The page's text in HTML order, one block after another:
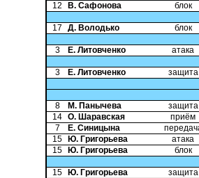
12
В. Сафонова блок
17
Д. Володько блок
3
Е. Литовченко атака
3
Е. Литовченко защита
8
М. Панычева защита
14 О. Шаравская приём
7
Е. Синицына
15
Ю. Григорьева атака
15
Ю. Григорьева блок
15
Ю. Григорьева защита